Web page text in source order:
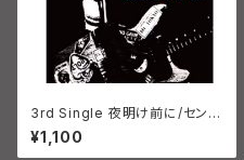
3rd Single 夜明け前に/センチ
メンタル・ブルー SNEAKIN' NU
TS
¥1,100